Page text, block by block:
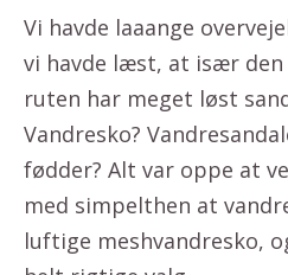
Vi havde laaange
vi havde læst, at især
ruten har meget løst
Vandresko?
fødder? Alt var oppe at
med simpelthen at
luftige meshvandresko,